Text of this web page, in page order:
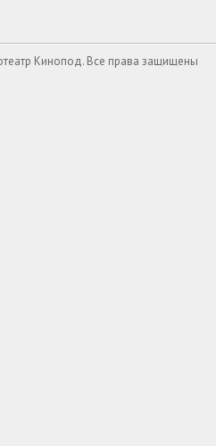
Кинопод. Все права защищены